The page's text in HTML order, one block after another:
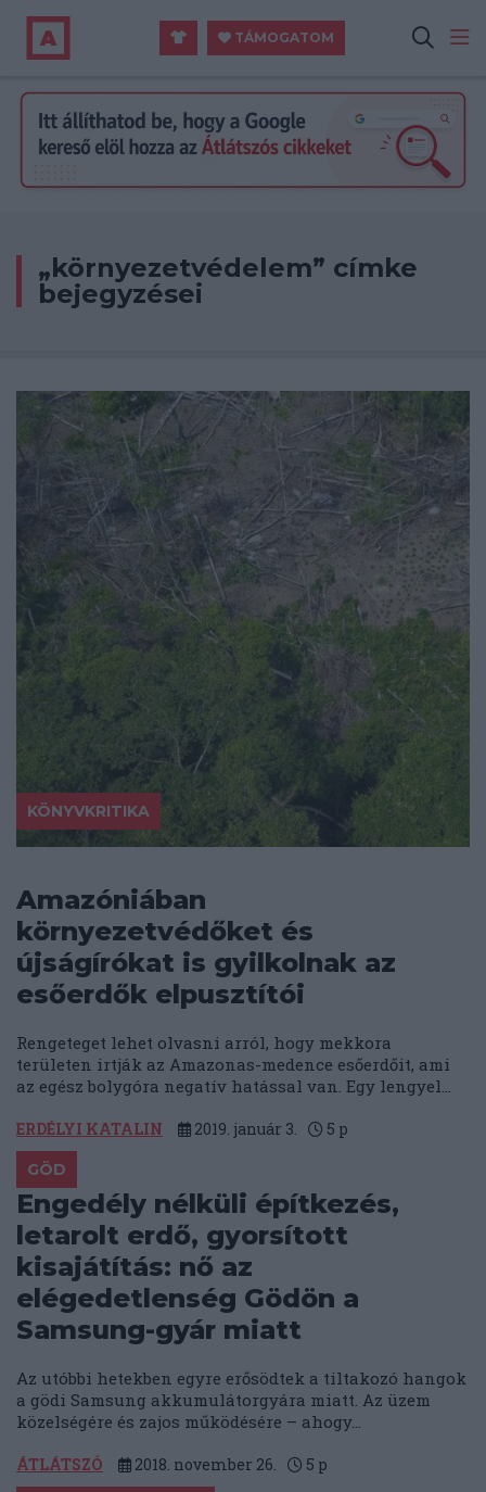
TÁMOGATOM
„környezetvédelem” címke
bejegyzései
KÖNYVKRITIKA
Amazóniában
környezetvédőket és
újságírókat is gyilkolnak az
esőerdők elpusztítói
Rengeteget lehet olvasni arról, hogy mekkora
területen irtják az Amazonas-medence esőerdőit, ami
az egész bolygóra negatív hatással van. Egy lengyel...
ERDÉLYI KATALIN 2019. január 3. 5 p
GÖD
Engedély nélküli építkezés,
letarolt erdő, gyorsított
kisajátítás: nő az
elégedetlenség Gödön a
Samsung-gyár miatt
Az utóbbi hetekben egyre erősödtek a tiltakozó hangok
a gödi Samsung akkumulátorgyára miatt. Az üzem
közelségére és zajos működésére – ahogy...
ÁTLÁTSZÓ 2018. november 26. 5 p